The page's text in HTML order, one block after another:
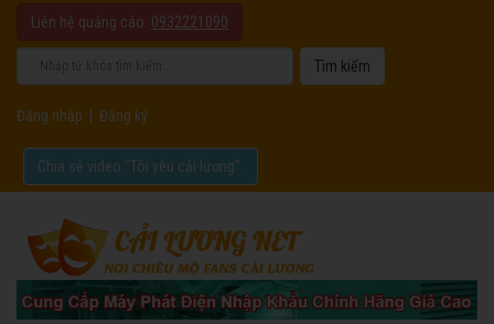
Liên hệ quảng cáo: 0932221090
Đăng nhập Đăng ký
Chia sẻ video "Tôi yêu cải lương".